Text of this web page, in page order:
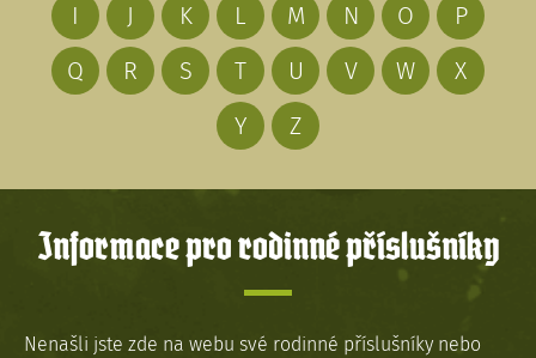
I
J K L M N O
P
Q
R S T U V W
X
Y
Z
Informace pro rodinné příslušníky
Nenašli jste zde na webu své rodinné příslušníky nebo